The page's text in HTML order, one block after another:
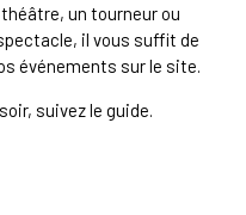
un tourneur ou
il vous suffit de
événements sur le site.
suivez le guide.